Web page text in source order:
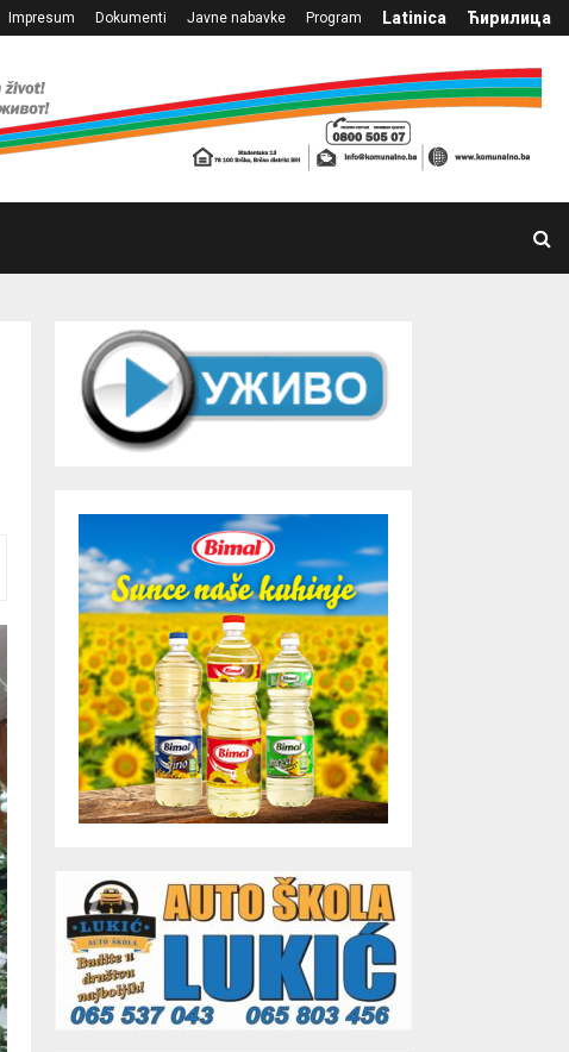
Impresum Dokumenti Javne nabavke Program Latinica Ћирилица